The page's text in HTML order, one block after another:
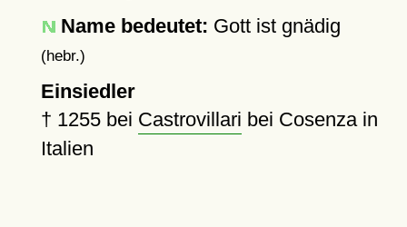
Name bedeutet: Gott ist gnädig
(hebr.)
Einsiedler
† 1255bei Castrovillari bei Cosenza in
Italien